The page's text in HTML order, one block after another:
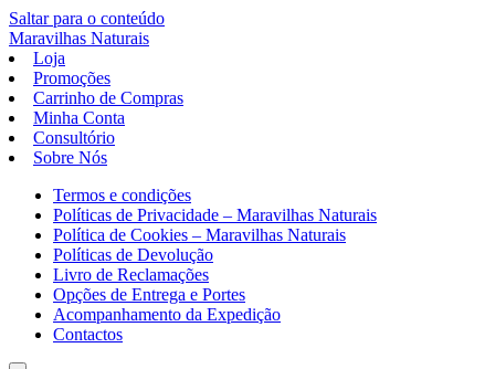
Saltar para o conteúdo
Maravilhas Naturais
Loja
Promoções
Carrinho de Compras
Minha Conta
Consultório
Sobre Nós
Termos e condições
Políticas de Privacidade – Maravilhas Naturais
Política de Cookies – Maravilhas Naturais
Políticas de Devolução
Livro de Reclamações
Opções de Entrega e Portes
Acompanhamento da Expedição
Contactos